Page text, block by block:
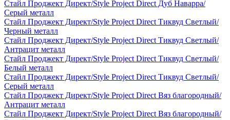
Стайл Проджект Директ/Style Project Direct Дуб Наварра/
Серый металл
Стайл Проджект Директ/Style Project Direct Тиквуд Светлый/
Черный металл
Стайл Проджект Директ/Style Project Direct Тиквуд Светлый/
Антрацит металл
Стайл Проджект Директ/Style Project Direct Тиквуд Светлый/
Белый металл
Стайл Проджект Директ/Style Project Direct Тиквуд Светлый/
Серый металл
Стайл Проджект Директ/Style Project Direct Вяз благородный/
Антрацит металл
Стайл Проджект Директ/Style Project Direct Вяз благородный/